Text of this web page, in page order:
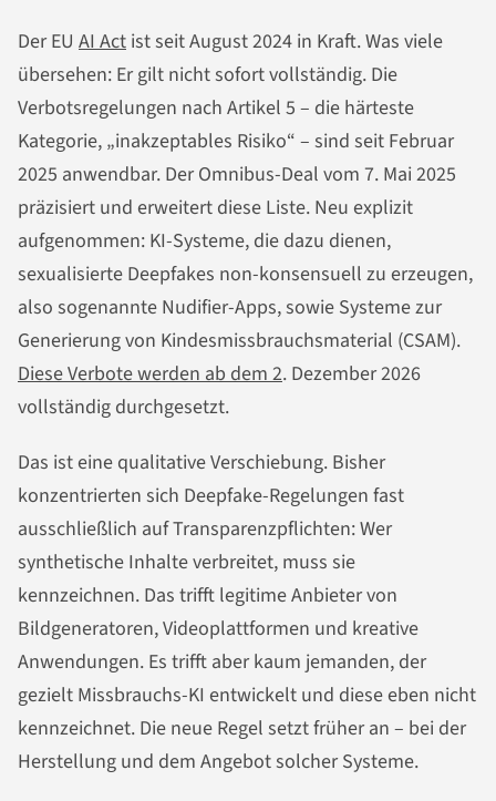
Der EU AI Act ist seit August 2024 in Kraft. Was viele
übersehen: Er gilt nicht sofort vollständig. Die
Verbotsregelungen nach Artikel 5 – die härteste
Kategorie, „inakzeptables Risiko“ – sind seit Februar
2025 anwendbar. Der Omnibus-Deal vom 7. Mai 2025
präzisiert und erweitert diese Liste. Neu explizit
aufgenommen: KI-Systeme, die dazu dienen,
sexualisierte Deepfakes non-konsensuell zu erzeugen,
also sogenannte Nudifier-Apps, sowie Systeme zur
Generierung von Kindesmissbrauchsmaterial (CSAM).
Diese Verbote werden ab dem 2. Dezember 2026
vollständig durchgesetzt.
Das ist eine qualitative Verschiebung. Bisher
konzentrierten sich Deepfake-Regelungen fast
ausschließlich auf Transparenzpflichten: Wer
synthetische Inhalte verbreitet, muss sie
kennzeichnen. Das trifft legitime Anbieter von
Bildgeneratoren, Videoplattformen und kreative
Anwendungen. Es trifft aber kaum jemanden, der
gezielt Missbrauchs-KI entwickelt und diese eben nicht
kennzeichnet. Die neue Regel setzt früher an – bei der
Herstellung und dem Angebot solcher Systeme.